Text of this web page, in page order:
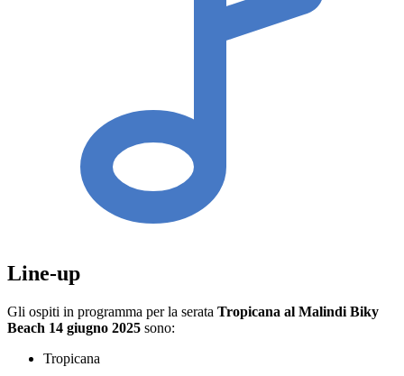
Line-up
Gli ospiti in programma per la serata Tropicana al Malindi Biky
Beach 14 giugno 2025 sono:
Tropicana